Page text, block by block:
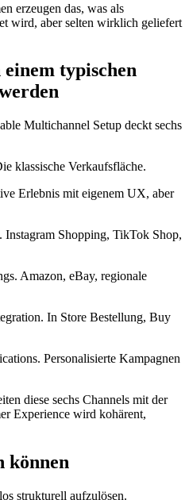
erzeugen das, was als
wird, aber selten wirklich geliefert
typischen
Multichannel Setup deckt sechs
klassische Verkaufsfläche.
Erlebnis mit eigenem UX, aber
Instagram Shopping, TikTok Shop,
Amazon, eBay, regionale
In Store Bestellung, Buy
Personalisierte Kampagnen
diese sechs Channels mit der
Experience wird kohärent,
können
strukturell aufzulösen.